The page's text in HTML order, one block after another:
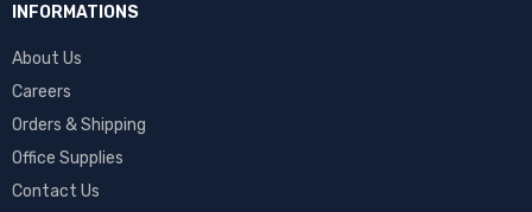
INFORMATIONS
About Us
Careers
Orders & Shipping
Office Supplies
Contact Us